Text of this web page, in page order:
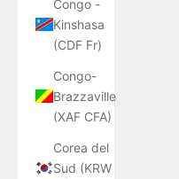
Congo -
Kinshasa
(CDF Fr)
Congo-
Brazzaville
(XAF CFA)
Corea del
Sud (KRW